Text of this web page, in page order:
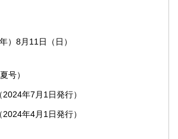
）8月11日（日）
号）
年7月1日発行）
年4月1日発行）